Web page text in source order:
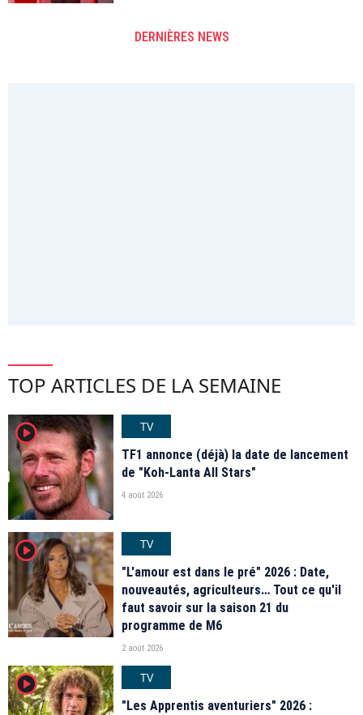
DERNIÈRES NEWS
TOP ARTICLES DE LA SEMAINE
player2
TV
TF1 annonce (déjà) la date de lancement
de "Koh-Lanta All Stars"
4 août 2026
player2
TV
"L'amour est dans le pré" 2026 : Date,
nouveautés, agriculteurs… Tout ce qu'il
faut savoir sur la saison 21 du
programme de M6
2 août 2026
player2
TV
"Les Apprentis aventuriers" 2026 :